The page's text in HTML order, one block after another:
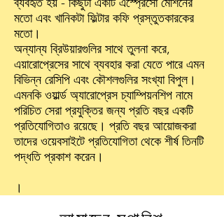
মতো এবং খানিকটা ফিল্টার কফি প্রস্তুতকারকের
মতো।
অন্যান্য ব্রিউয়ারগুলির সাথে তুলনা করে,
এয়ারোপ্রেসের সাথে ব্যবহার করা যেতে পারে এমন
বিভিন্ন রেসিপি এবং কৌশলগুলির সংখ্যা বিপুল।
এমনকি ওয়ার্ল্ড অ্যারোপ্রেস চ্যাম্পিয়নশিপ নামে
পরিচিত সেরা প্রযুক্তির জন্য প্রতি বছর একটি
প্রতিযোগিতাও রয়েছে। প্রতি বছর আয়োজকরা
তাদের ওয়েবসাইটে প্রতিযোগিতা থেকে শীর্ষ তিনটি
পদ্ধতি প্রকাশ করেন।
।